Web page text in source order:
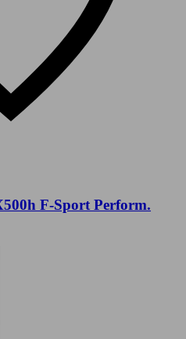
F-Sport Perform.